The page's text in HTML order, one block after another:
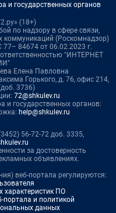
и государственных органов
(18+)
по надзору в сфере связи,
коммуникаций (Роскомнадзор)
84674 от 06.02.2023 г.
"ИНТЕРНЕТ
Елена Павловна
Горького, д. 76, офис 214,
3736)
72@shkulev.ru
и государственных органов:
help@shkulev.ru
56-72-72 доб. 3335,
за достоверность
объявлениях.
веб-портала регулируются:
характеристик ПО
и политикой
данных